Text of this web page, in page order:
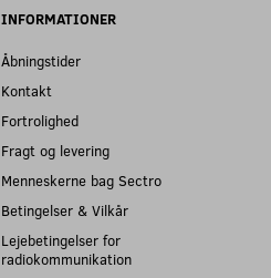
INFORMATIONER
Åbningstider
Kontakt
Fortrolighed
Fragt og levering
Menneskerne bag Sectro
Betingelser & Vilkår
Lejebetingelser for
radiokommunikation